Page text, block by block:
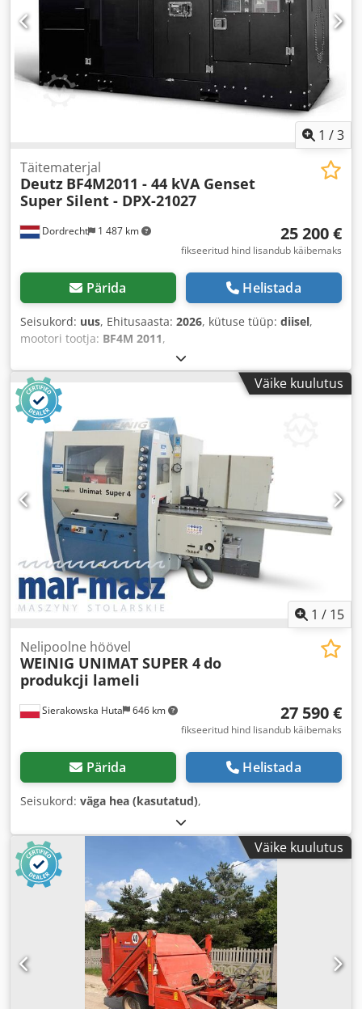
1 /3
Dordrecht 1 487 km
Täitematerjal
Deutz BF4M2011 - 44 kVA Genset
Super Silent - DPX-21027
25 200 €
fikseeritud hind lisandub käibemaks
Pärida Helistada
Seisukord: uus, Ehitusaasta: 2026, kütuse tüüp: diisel,
mootori tootja: BF4M 2011,
Väike kuulutus
1 / 15
Sierakowska Huta 646 km
Nelipoolne höövel
WEINIG UNIMAT SUPER 4do
produkcji lameli
27 590 €
fikseeritud hind lisandub käibemaks
Pärida Helistada
Seisukord: väga hea (kasutatud),
Väike kuulutus